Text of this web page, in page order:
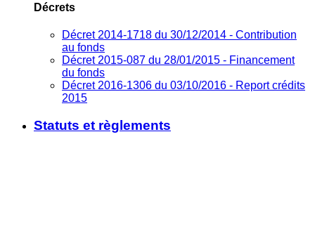
Décrets
Décret 2014-1718 du 30/12/2014 - Contribution
au fonds
Décret 2015-087 du 28/01/2015 - Financement
du fonds
Décret 2016-1306 du 03/10/2016 - Report crédits
2015
Statuts et règlements